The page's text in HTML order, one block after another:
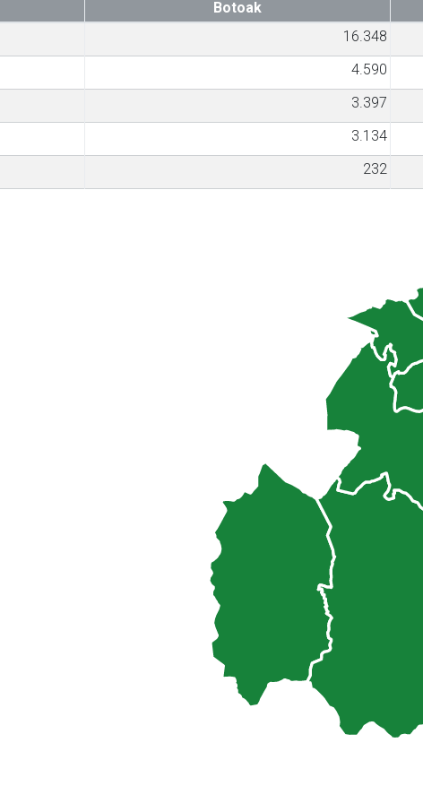
Botoak
16.348
4.590
3.397
3.134
232